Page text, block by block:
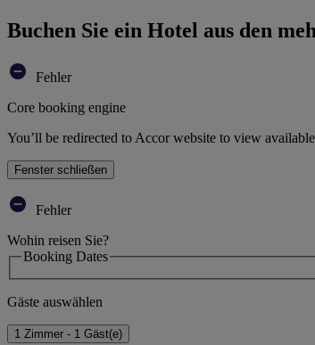
Buchen Sie ein Hotel aus den
Fehler
Core booking engine
You’ll be redirected to Accor website to view
Fenster schließen
Fehler
Wohin reisen Sie?
Booking Dates
Gäste auswählen
1 Zimmer - 1 Gäst(e)